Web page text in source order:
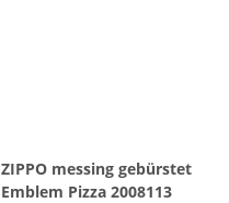
ZIPPO messing gebürstet
Emblem Pizza 2008113